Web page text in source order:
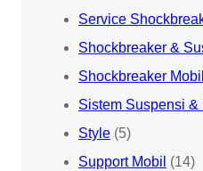
Service
Shockbreaker &
Shockbreaker Mobil
Sistem Suspensi &
Style (5)
Support Mobil (14)